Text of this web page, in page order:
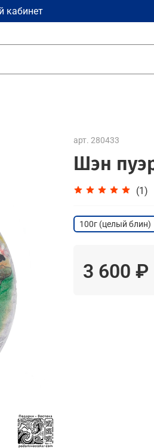
кабинет
арт. 280433
Шэн
(1)
100г (целый блин)
3 600 ₽